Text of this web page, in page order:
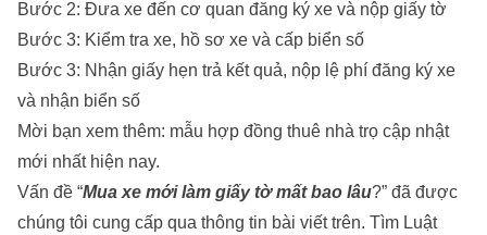
Bước 2: Đưa xe đến cơ quan đăng ký xe và nộp giấy tờ
Bước 3: Kiểm tra xe, hồ sơ xe và cấp biển số
Bước 3: Nhận giấy hẹn trả kết quả, nộp lệ phí đăng ký xe
và nhận biển số
Mời bạn xem thêm: mẫu hợp đồng thuê nhà trọ cập nhật
mới nhất hiện nay.
Vấn đề “Mua xe mới làm giấy tờ mất bao lâu?” đã được
chúng tôi cung cấp qua thông tin bài viết trên. Tìm Luật